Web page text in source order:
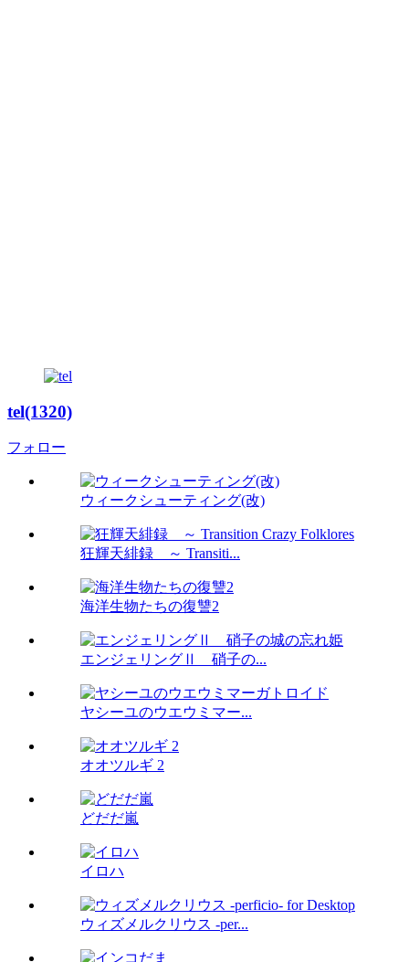
tel(1320)
フォロー
ウィークシューティング(改)
狂輝天緋録 ～ Transiti...
海洋生物たちの復讐2
エンジェリングⅡ 硝子の...
ヤシーユのウエウミマー...
オオツルギ 2
どだだ嵐
イロハ
ウィズメルクリウス -per...